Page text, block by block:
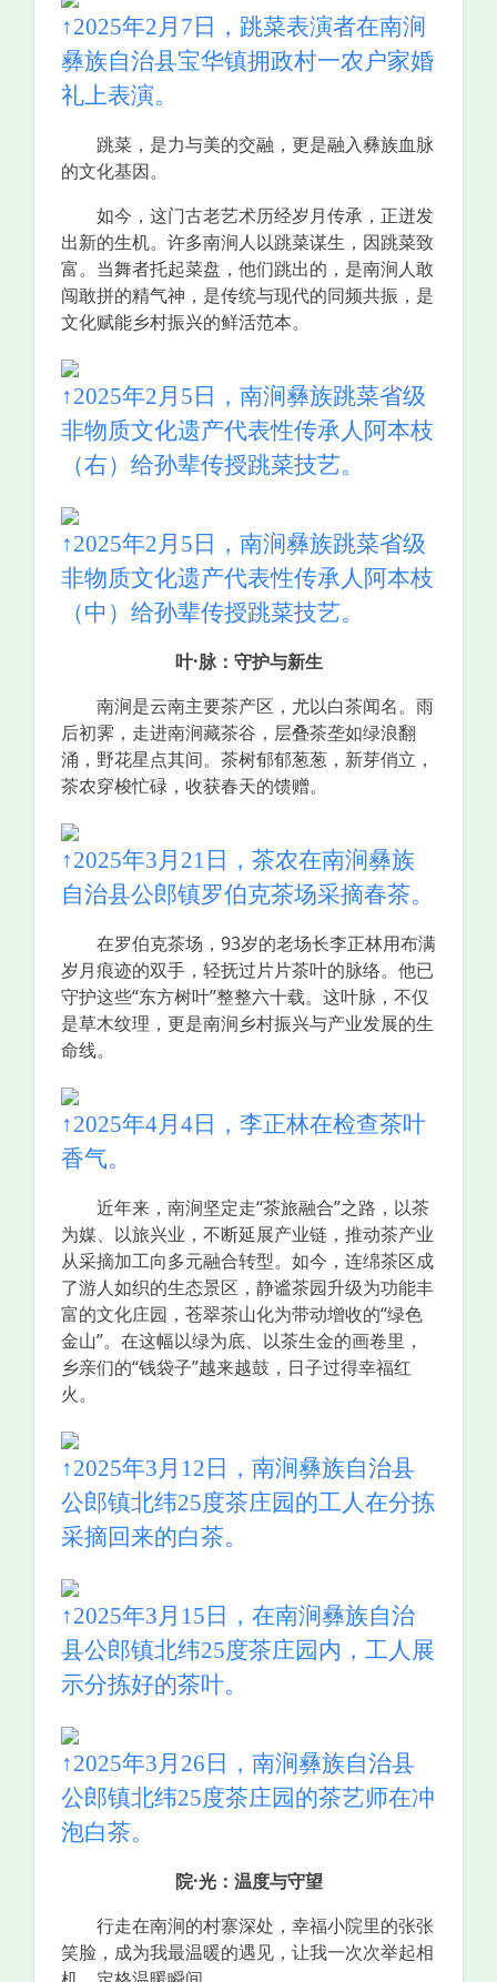
↑2025年2月7日，跳菜表演者在南涧
彝族自治县宝华镇拥政村一农户家婚
礼上表演。
跳菜，是力与美的交融，更是融入彝族血脉
的文化基因。
如今，这门古老艺术历经岁月传承，正迸发
出新的生机。许多南涧人以跳菜谋生，因跳菜致
富。当舞者托起菜盘，他们跳出的，是南涧人敢
闯敢拼的精气神，是传统与现代的同频共振，是
文化赋能乡村振兴的鲜活范本。
↑2025年2月5日，南涧彝族跳菜省级
非物质文化遗产代表性传承人阿本枝
（右）给孙辈传授跳菜技艺。
↑2025年2月5日，南涧彝族跳菜省级
非物质文化遗产代表性传承人阿本枝
（中）给孙辈传授跳菜技艺。
叶·脉：守护与新生
南涧是云南主要茶产区，尤以白茶闻名。雨
后初霁，走进南涧藏茶谷，层叠茶垄如绿浪翻
涌，野花星点其间。茶树郁郁葱葱，新芽俏立，
茶农穿梭忙碌，收获春天的馈赠。
↑2025年3月21日，茶农在南涧彝族
自治县公郎镇罗伯克茶场采摘春茶。
在罗伯克茶场，93岁的老场长李正林用布满
岁月痕迹的双手，轻抚过片片茶叶的脉络。他已
守护这些“东方树叶”整整六十载。这叶脉，不仅
是草木纹理，更是南涧乡村振兴与产业发展的生
命线。
↑2025年4月4日，李正林在检查茶叶
香气。
近年来，南涧坚定走“茶旅融合”之路，以茶
为媒、以旅兴业，不断延展产业链，推动茶产业
从采摘加工向多元融合转型。如今，连绵茶区成
了游人如织的生态景区，静谧茶园升级为功能丰
富的文化庄园，苍翠茶山化为带动增收的“绿色
金山”。在这幅以绿为底、以茶生金的画卷里，
乡亲们的“钱袋子”越来越鼓，日子过得幸福红
火。
↑2025年3月12日，南涧彝族自治县
公郎镇北纬25度茶庄园的工人在分拣
采摘回来的白茶。
↑2025年3月15日，在南涧彝族自治
县公郎镇北纬25度茶庄园内，工人展
示分拣好的茶叶。
↑2025年3月26日，南涧彝族自治县
公郎镇北纬25度茶庄园的茶艺师在冲
泡白茶。
院·光：温度与守望
行走在南涧的村寨深处，幸福小院里的张张
笑脸，成为我最温暖的遇见，让我一次次举起相